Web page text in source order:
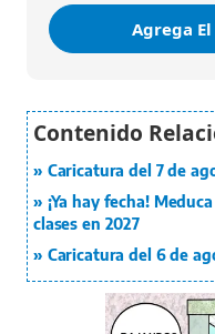
Agrega
Caricatura del 7 de
¡Ya hay fecha!
clases en 2027
Caricatura del 6 de